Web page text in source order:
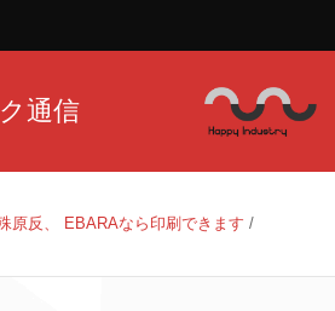
通信
原反、 EBARAなら印刷できます /